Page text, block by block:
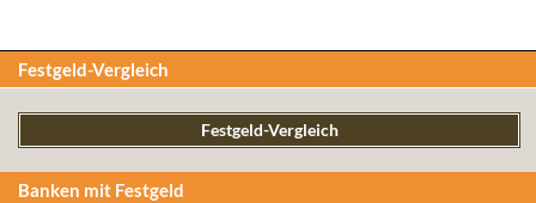
Festgeld-Vergleich
Festgeld-Vergleich
Banken mit Festgeld